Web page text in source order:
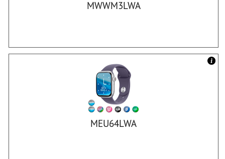
MWWM3LWA
MEU64LWA